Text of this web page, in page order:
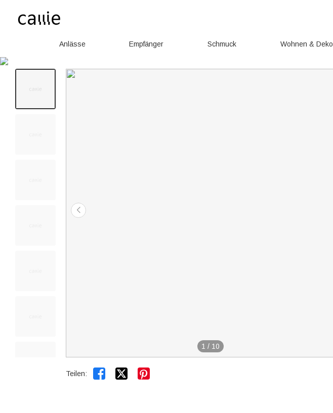
Anlässe Empfänger Schmuck Wohnen & Deko
1 / 10
Teilen:  